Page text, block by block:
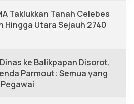
Taklukkan Tanah Celebes
Hingga Utara Sejauh 2740
ke Balikpapan Disorot,
Parmout: Semua yang